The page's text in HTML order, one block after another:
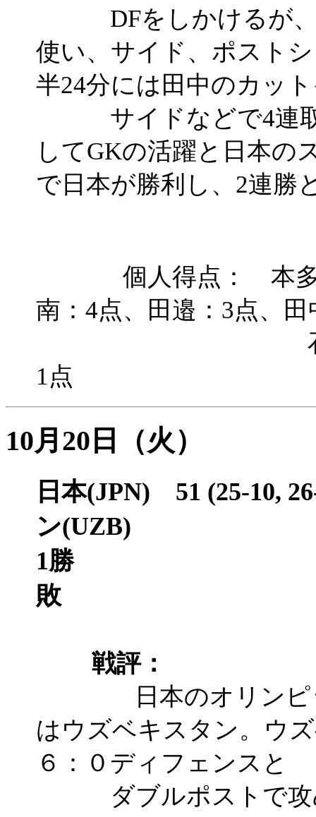
DFをしかけるが、
使い、サイド、ポスト
半24分には田中のカッ
サイドなどで4連取
してGKの活躍と日本の
で日本が勝利し、2連勝
個人得点： 本多・
南：4点、田邉：3点、田
石野・藤井
1点
10月20日（火）
日本(JPN) 51 (25-10,
ン(UZB)
1
敗
戦評：
日本のオリンピッ
はウズベキスタン。ウ
６：０ディフェンスと
ダブルポストで攻め